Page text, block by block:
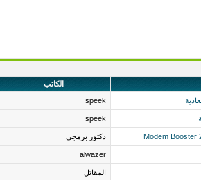
الكاتب
speek
speek
دكتور برمجي
alwazer
المقاتل